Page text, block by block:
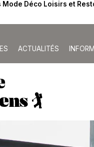
Déco Loisirs et
ACTUALITÉS
🏌️